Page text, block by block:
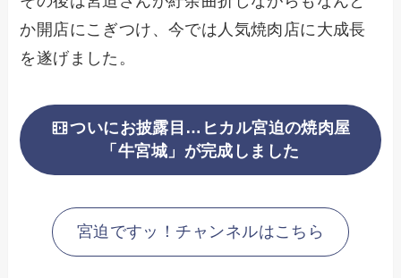
か開店にこぎつけ、今では人気焼肉店に大成長
を遂げました。
ついにお披露目…ヒカル宮迫の焼肉屋
「牛宮城」が完成しました
宮迫ですッ！チャンネルはこちら